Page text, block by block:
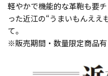
軽やかで機能的な革鞄も要
った近江の“うまいもんええ
て。
※販売期間・数量限定商品